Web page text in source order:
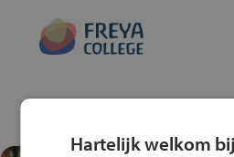
Hartelijk welkom